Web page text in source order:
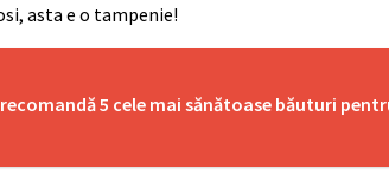
asta e o tampenie!
5 cele mai sănătoase băuturi